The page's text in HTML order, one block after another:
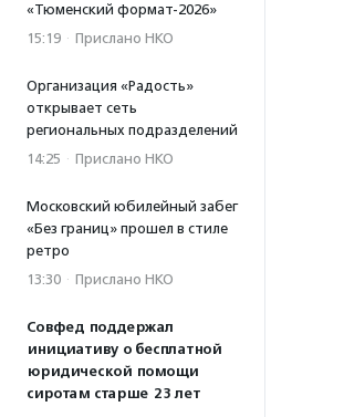
«Тюменский формат-2026»
15:19 · Прислано НКО
Организация «Радость»
открывает сеть
региональных подразделений
14:25 · Прислано НКО
Московский юбилейный забег
«Без границ» прошел в стиле
ретро
13:30 · Прислано НКО
Совфед поддержал
инициативу о бесплатной
юридической помощи
сиротам старше 23 лет